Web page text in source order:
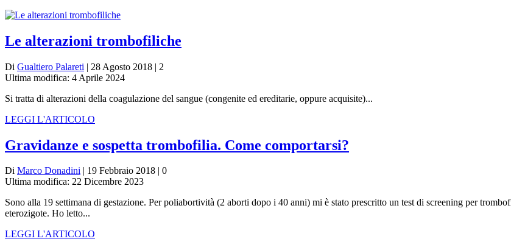
Le alterazioni trombofiliche
Di Gualtiero Palareti | 28 Agosto 2018 | 2
Ultima modifica: 4 Aprile 2024
Si tratta di alterazioni della coagulazione del sangue (congenite ed ereditarie, oppure acquisite)...
LEGGI L'ARTICOLO
Gravidanze e sospetta trombofilia. Come comportarsi?
Di Marco Donadini | 19 Febbraio 2018 | 0
Ultima modifica: 22 Dicembre 2023
Sono alla 19 settimana di gestazione. Per poliabortività (2 aborti dopo i 40 anni) mi è stato prescritto un test di screening per
eterozigote. Ho letto...
LEGGI L'ARTICOLO